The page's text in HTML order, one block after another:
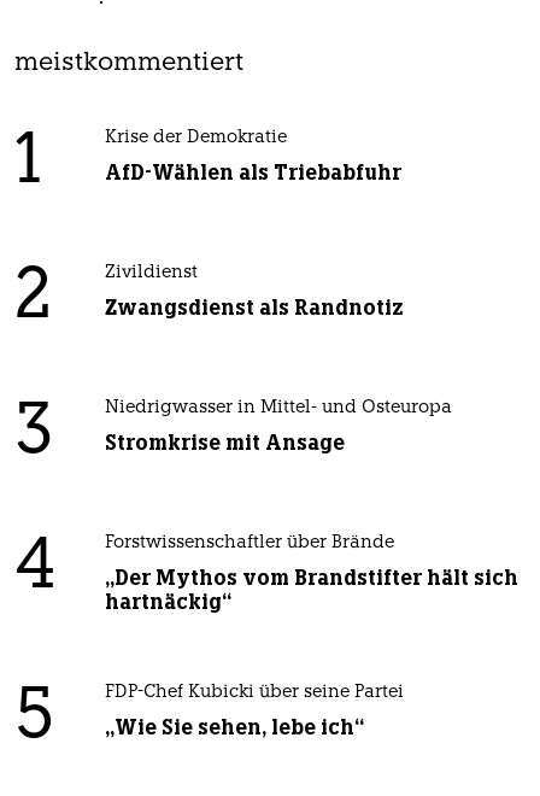
meistkommentiert
1 Krise der Demokratie
AfD-Wählen als Triebabfuhr
2 Zivildienst
Zwangsdienst als Randnotiz
3 Niedrigwasser in Mittel- und Osteuropa
Stromkrise mit Ansage
4 Forstwissenschaftler über Brände
„Der Mythos vom Brandstifter hält sich
hartnäckig“
5 FDP-Chef Kubicki über seine Partei
„Wie Sie sehen, lebe ich“